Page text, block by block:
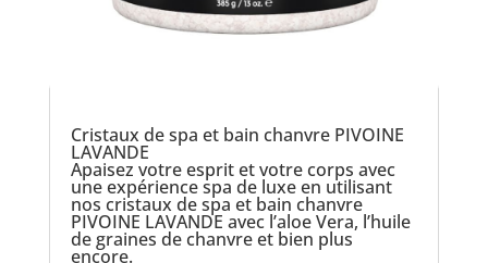
Cristaux de spa et bain chanvre PIVOINE
LAVANDE
Apaisez votre esprit et votre corps avec
une expérience spa de luxe en utilisant
nos cristaux de spa et bain chanvre
PIVOINE LAVANDE avec l’aloe Vera, l’huile
de graines de chanvre et bien plus
encore.